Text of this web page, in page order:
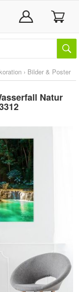
› Bilder & Poster
Natur